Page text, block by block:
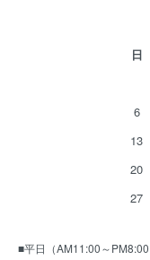
日
6
13
20
27
■平日（AM11:00～